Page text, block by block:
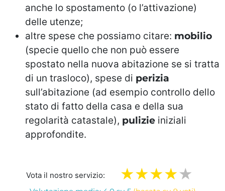
anche lo spostamento (o l’attivazione)
delle utenze;
altre spese che possiamo citare: mobilio
(specie quello che non può essere
spostato nella nuova abitazione se si tratta
di un trasloco), spese di perizia
sull’abitazione (ad esempio controllo dello
stato di fatto della casa e della sua
regolarità catastale), pulizie iniziali
approfondite.
Vota il nostro servizio: